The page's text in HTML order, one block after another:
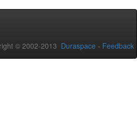
© 2002-2013 Duraspace - Feedback